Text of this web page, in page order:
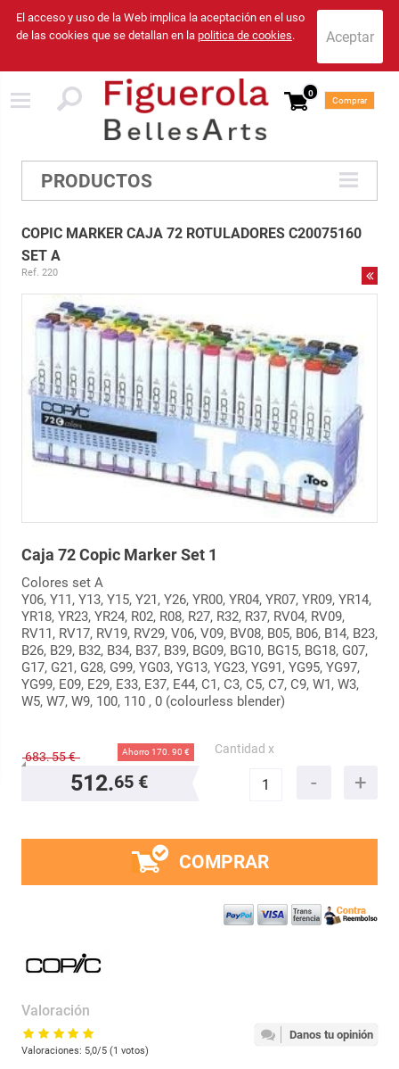
El acceso y uso de la Web implica la aceptación en el uso
de las cookies que se detallan en la politica de cookies.
0
Comprar
PRODUCTOS
COPIC MARKER CAJA 72 ROTULADORES C20075160
SET A
Ref. 220
Caja 72 Copic Marker Set 1
Colores set A
Y06, Y11, Y13, Y15, Y21, Y26, YR00, YR04, YR07, YR09, YR14,
YR18, YR23, YR24, R02, R08, R27, R32, R37, RV04, RV09,
RV11, RV17, RV19, RV29, V06, V09, BV08, B05, B06, B14, B23,
B26, B29, B32, B34, B37, B39, BG09, BG10, BG15, BG18, G07,
G17, G21, G28, G99, YG03, YG13, YG23, YG91, YG95, YG97,
YG99, E09, E29, E33, E37, E44, C1, C3, C5, C7, C9, W1, W3,
W5, W7, W9, 100, 110 , 0 (colourless blender)
683.55 € Ahorro 170. 90 €
512.65 €
Cantidad x
COMPRAR
Danos tu opinión
Valoración
Valoraciones: 5,0/5 (1 votos)